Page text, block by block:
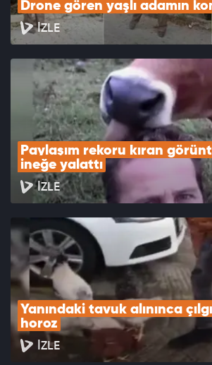
Drone gören yaşlı adamın
İZLE
Paylaşım rekoru kıran
ineğe yalattı
İZLE
Yanındaki tavuk alınınca
horoz
İZLE